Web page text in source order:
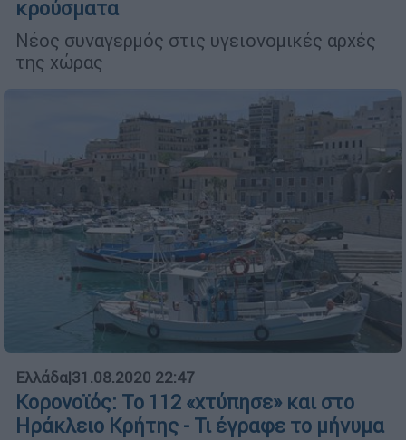
κρούσματα
Νέος συναγερμός στις υγειονομικές αρχές
της χώρας
Ελλάδα|31.08.2020 22:47
Κορονοϊός: Το 112 «χτύπησε» και στο
Ηράκλειο Κρήτης - Τι έγραφε το μήνυμα